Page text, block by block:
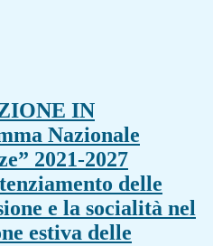
IN
Nazionale
2021-2027
delle
e la socialità nel
estiva delle